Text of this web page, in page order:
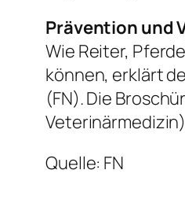
Prävention und
Wie Reiter,
können, erklärt
(FN). Die
Quelle: FN